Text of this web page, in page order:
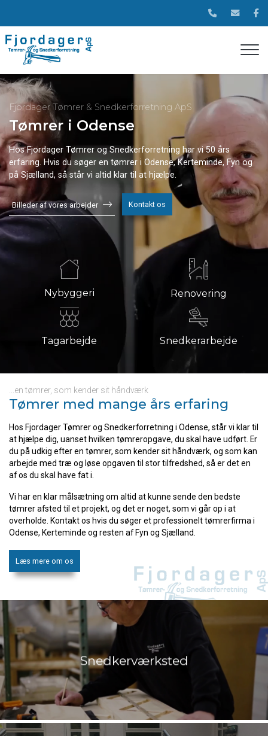
hovedindhold
Fjordager Tømrer & Snedkerforretning ApS
Tømrer i Odense
Hos Fjordager Tømrer og Snedkerforretning har vi 50 års
erfaring. Hvis du søger en tømrer i Odense, Kerteminde, Fyn og
på Sjælland, så står vi altid klar til at hjælpe.
Billeder af vores arbejder Kontakt os
Nybyggeri Renovering
Tagarbejde Snedkerarbejde
...en tømrer, som kender sit håndværk
Tømrer med ​mange års erfaring
Hos Fjordager Tømrer og Snedkerforretning i Odense, står vi klar til
at hjælpe dig, uanset hvilken tømreropgave, du skal have udført. Er
du på udkig efter en tømrer, som kender sit håndværk, og som kan
arbejde med træ og løse opgaven til stor tilfredshed, så er det en
af os du skal have fat i.
Vi har en klar målsætning om altid at kunne sende den bedste
tømrer afsted til et projekt, og det er noget, som vi går op i at
overholde. Kontakt os hvis du søger et professionelt tømrerfirma i
Odense, Kerteminde og resten af Fyn og Sjælland.
Læs mere om os
Snedkerværksted